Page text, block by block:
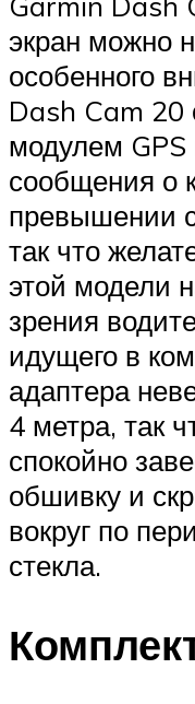
экран можно
особенного
Dash Cam 20
модулем GPS
сообщения о
превышении
так что
этой модели
зрения
идущего в
адаптера
4 метра, так
спокойно
обшивку и
вокруг по
стекла.